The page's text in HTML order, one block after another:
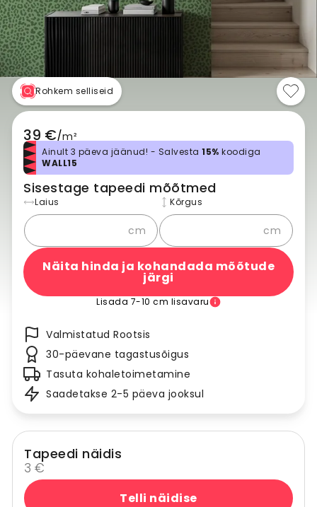
Rohkem selliseid
39 €/m²
Ainult 3 päeva jäänud! - Salvesta 15% koodiga
WALL15
Sisestage tapeedi mõõtmed
Laius
cm
Kõrgus
cm
Näita hinda ja kohandada mõõtude
järgi
Lisada 7-10 cm lisavaru
Valmistatud Rootsis
30-päevane tagastusõigus
Tasuta kohaletoimetamine
Saadetakse 2-5 päeva jooksul
Tapeedi näidis
3 €
Telli näidise